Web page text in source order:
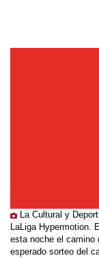
La Cultural y
LaLiga Hypermotion.
esta noche el camino
esperado sorteo del